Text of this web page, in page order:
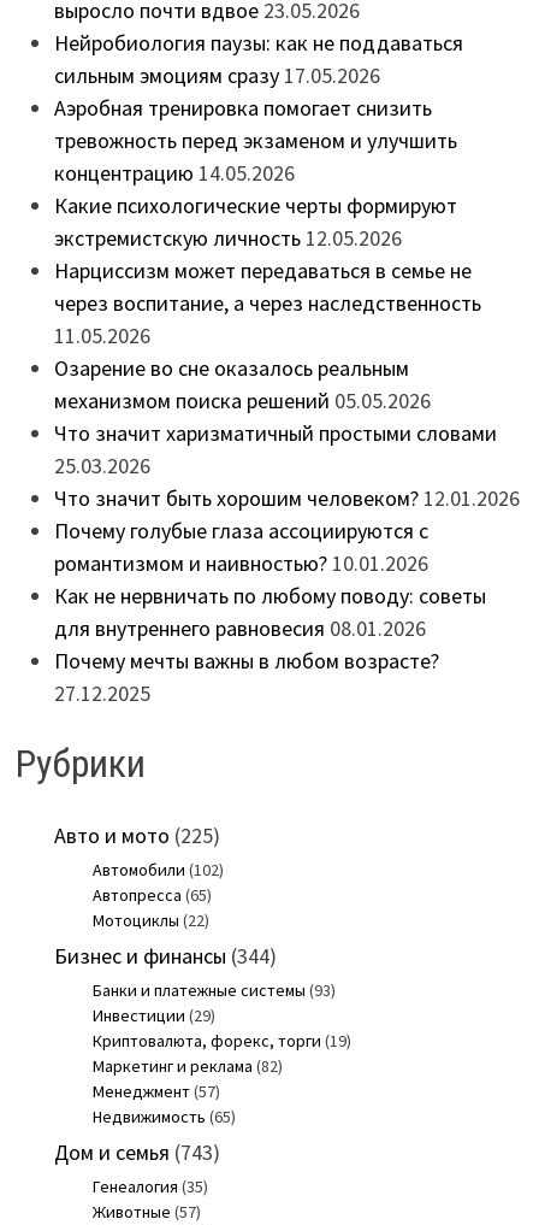
выросло почти вдвое 23.05.2026
Нейробиология паузы: как не поддаваться
сильным эмоциям сразу 17.05.2026
Аэробная тренировка помогает снизить
тревожность перед экзаменом и улучшить
концентрацию 14.05.2026
Какие психологические черты формируют
экстремистскую личность 12.05.2026
Нарциссизм может передаваться в семье не
через воспитание, а через наследственность
11.05.2026
Озарение во сне оказалось реальным
механизмом поиска решений 05.05.2026
Что значит харизматичный простыми словами
25.03.2026
Что значит быть хорошим человеком? 12.01.2026
Почему голубые глаза ассоциируются с
романтизмом и наивностью? 10.01.2026
Как не нервничать по любому поводу: советы
для внутреннего равновесия 08.01.2026
Почему мечты важны в любом возрасте?
27.12.2025
Рубрики
Авто и мото (225)
Автомобили (102)
Автопресса (65)
Мотоциклы (22)
Бизнес и финансы (344)
Банки и платежные системы (93)
Инвестиции (29)
Криптовалюта, форекс, торги (19)
Маркетинг и реклама (82)
Менеджмент(57)
Недвижимость (65)
Дом и семья (743)
Генеалогия (35)
Животные (57)